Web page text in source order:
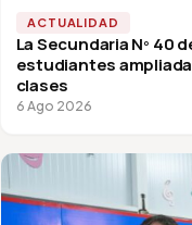
ACTUALIDAD
La Secundaria Nº 40
estudiantes
clases
6 Ago 2026